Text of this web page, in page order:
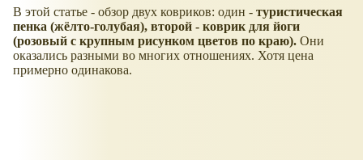
В этой статье - обзор двух ковриков: один - туристическая
пенка (жёлто-голубая), второй - коврик для йоги
(розовый с крупным рисунком цветов по краю). Они
оказались разными во многих отношениях. Хотя цена
примерно одинакова.